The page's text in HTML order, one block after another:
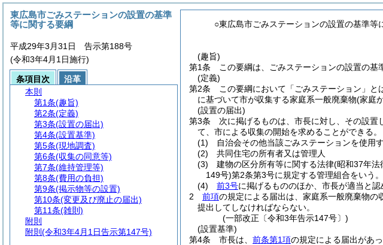
○東広島市ごみステーションの設置の基準等
(趣旨)
第1条
この要綱は、ごみステーションの設置の基
(定義)
第2条
この要綱において「ごみステーション」
に基づいて市が収集する家庭系一般廃棄物(家庭
(設置の届出)
第3条
次に掲げるものは、市長に対し、その設
て、市による収集の開始を求めることができる。
(1)
自治会その他当該ごみステーションを使用
(2)
共同住宅の所有者又は管理人
(3)
建物の区分所有等に関する法律(昭和37年法
149号)第2条第3号に規定する管理組合をいう
(4)
前3号に掲げるもののほか、市長が適当と認
2
前項の規定による届出は、家庭系一般廃棄物
提出してしなければならない。
(一部改正〔令和3年告示147号〕)
(設置基準)
第4条
市長は、 前条第1項の規定による届出があ
東広島市ごみステーションの設置の基準
等に関する要綱
平成29年3月31日 告示第188号
(令和3年4月1日施行)
条項目次
沿革
本則
第1条(趣旨)
第2条(定義)
第3条(設置の届出)
第4条(設置基準)
第5条(現地調査)
第6条(収集の同意等)
第7条(維持管理等)
第8条(費用の負担)
第9条(掲示物等の設置)
第10条(変更及び廃止の届出)
第11条(雑則)
附則
附則 (令和3年4月1日告示第147号)